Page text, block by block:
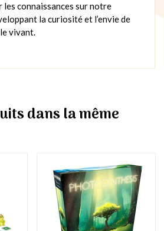
les connaissances sur notre
la curiosité et l’envie de
vivant.
dans la même